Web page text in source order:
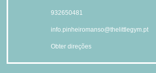
932650481
info.pinheiromanso@thelittlegym.pt
Obter direções